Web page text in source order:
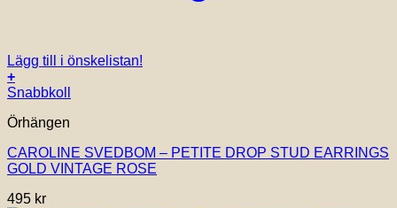
Lägg till i önskelistan!
+
Snabbkoll
Örhängen
CAROLINE SVEDBOM – PETITE DROP STUD EARRINGS
GOLD VINTAGE ROSE
495 kr